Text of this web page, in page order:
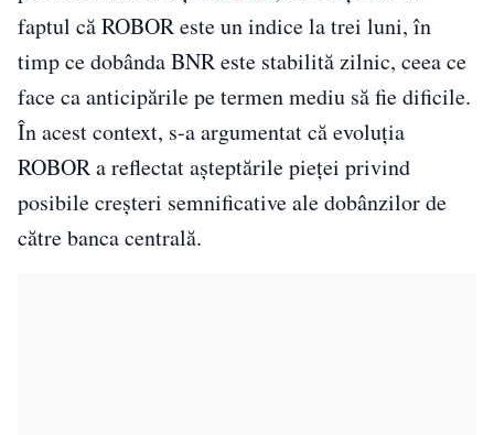
faptul că ROBOR este un indice la trei luni, în
timp ce dobânda BNR este stabilită zilnic, ceea ce
face ca anticipările pe termen mediu să fie dificile.
În acest context, s-a argumentat că evoluția
ROBOR a reflectat așteptările pieței privind
posibile creșteri semnificative ale dobânzilor de
către banca centrală.